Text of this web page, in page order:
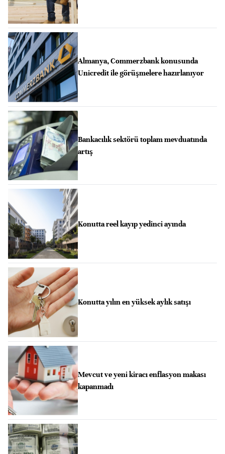
Almanya, Commerzbank konusunda
Unicredit ile görüşmelere hazırlanıyor
Bankacılık sektörü toplam mevduatında
artış
Konutta reel kayıp yedinci ayında
Konutta yılın en yüksek aylık satışı
Mevcut ve yeni kiracı enflasyon makası
kapanmadı